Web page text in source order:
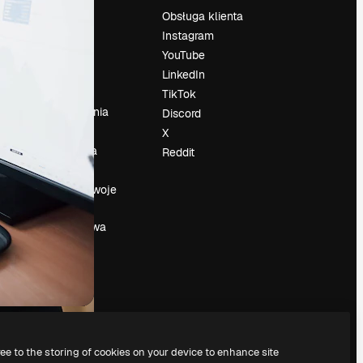
wyszukiwania
Wydarzenia
Slidesgo
Sprzedaj swoje
treści
Sala prasowa
Szukasz
Obsługa klienta
Instagram
YouTube
LinkedIn
TikTok
Discord
X
Reddit
to the storing of cookies on your device to enhance site